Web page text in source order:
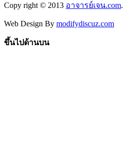
Copy right © 2013 อาจารย์เจน.com.
Web Design By modifydiscuz.com
ขึ้นไปด้านบน